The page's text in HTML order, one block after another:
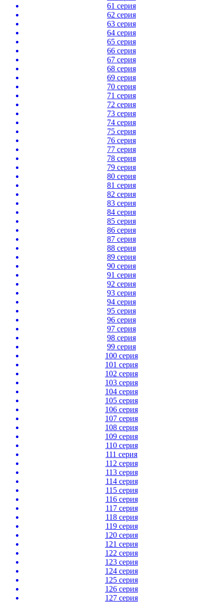
61 серия
62 серия
63 серия
64 серия
65 серия
66 серия
67 серия
68 серия
69 серия
70 серия
71 серия
72 серия
73 серия
74 серия
75 серия
76 серия
77 серия
78 серия
79 серия
80 серия
81 серия
82 серия
83 серия
84 серия
85 серия
86 серия
87 серия
88 серия
89 серия
90 серия
91 серия
92 серия
93 серия
94 серия
95 серия
96 серия
97 серия
98 серия
99 серия
100 серия
101 серия
102 серия
103 серия
104 серия
105 серия
106 серия
107 серия
108 серия
109 серия
110 серия
111 серия
112 серия
113 серия
114 серия
115 серия
116 серия
117 серия
118 серия
119 серия
120 серия
121 серия
122 серия
123 серия
124 серия
125 серия
126 серия
127 серия